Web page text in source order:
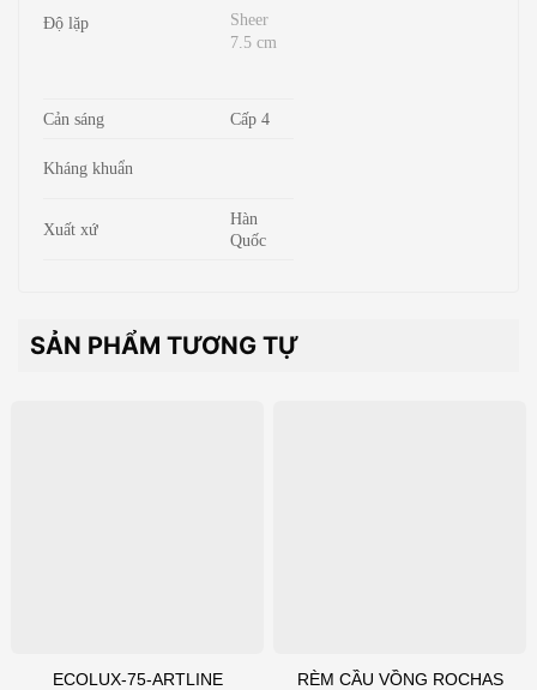
Độ lặp
Sheer
7.5 cm
Cản sáng Cấp 4
Kháng khuẩn
Xuất xứ
Hàn
Quốc
SẢN PHẨM TƯƠNG TỰ
ECOLUX-75-ARTLINE RÈM CẦU VỒNG ROCHAS